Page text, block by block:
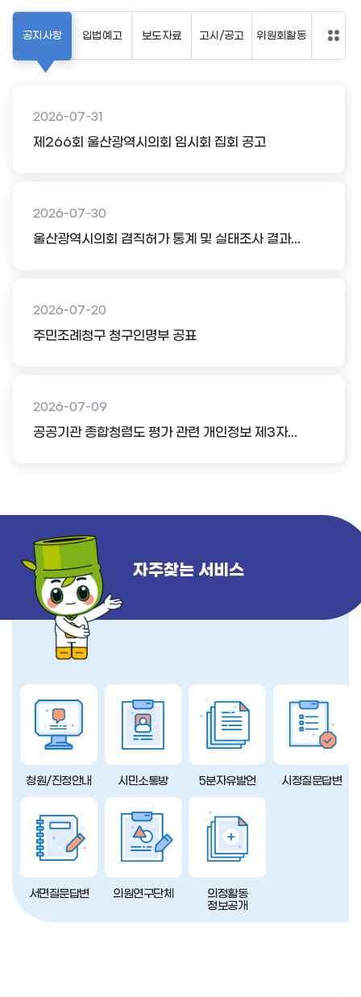
공지사항
2026-07-31
제266회 울산광역시의회 임시회 집회 공고
2026-07-30
울산광역시의회 겸직허가 통계 및 실태조사 결과...
2026-07-20
주민조례청구 청구인명부 공표
2026-07-09
공공기관 종합청렴도 평가 관련 개인정보 제3자...
입법예고 보도자료 고시/공고 위원회활동
자주찾는 서비스
청원/진정안내 시민소통방 5분자유발언 시정질문답변
서면질문답변 의원연구단체
의정활동
정보공개